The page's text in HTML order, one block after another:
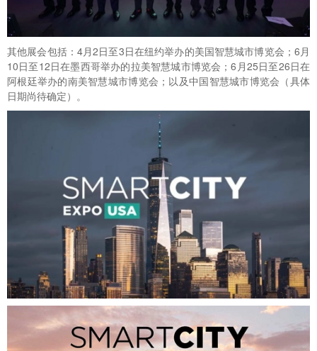
其他展会包括：4月2日至3日在纽约举办的美国智慧城市博览会；6月
10日至12日在墨西哥举办的拉美智慧城市博览会；6月25日至26日在
阿根廷举办的南美智慧城市博览会；以及中国智慧城市博览会（具体
日期尚待确定）。